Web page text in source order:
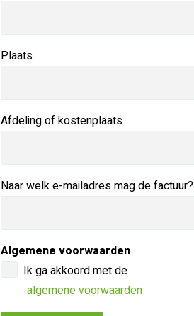
Plaats
Afdeling of kostenplaats
Naar welk e-mailadres mag de factuur?
Algemene voorwaarden
Ik ga akkoord met de
algemene voorwaarden